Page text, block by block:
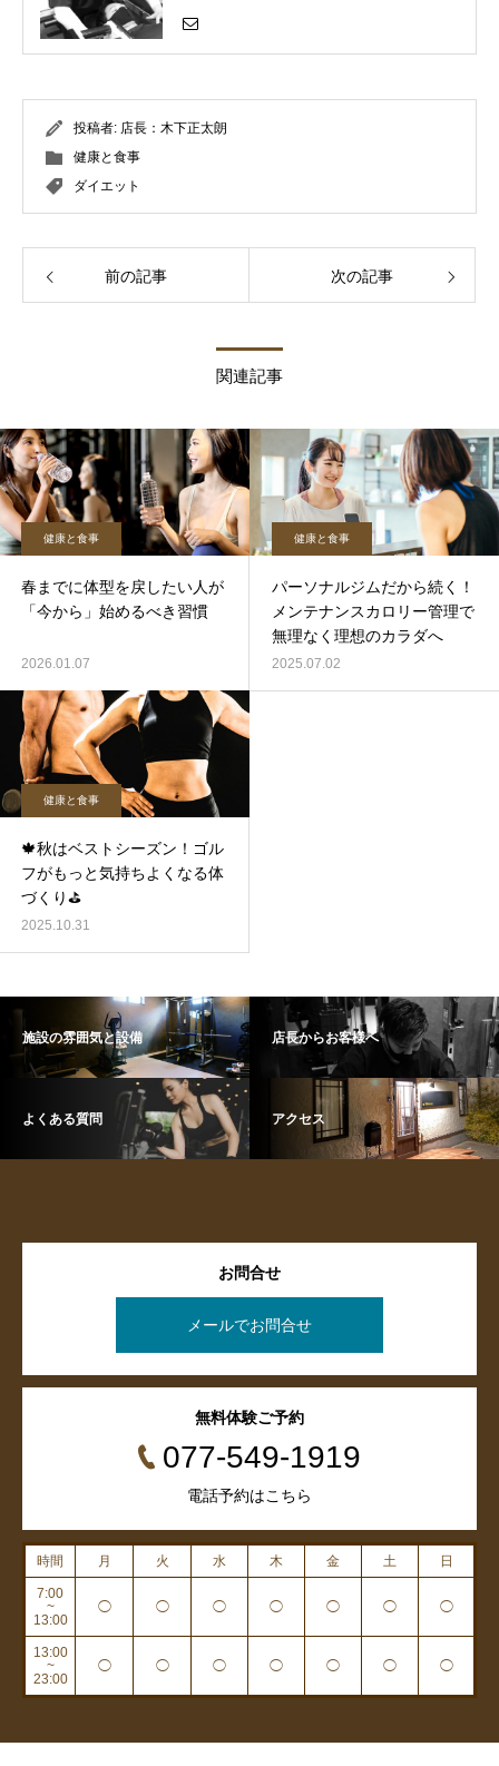
投稿者: 店長：木下正太朗
健康と食事
ダイエット
前の記事 次の記事
関連記事
健康と食事
春までに体型を戻したい人が
「今から」始めるべき習慣
2026.01.07
健康と食事
パーソナルジムだから続く！
メンテナンスカロリー管理で
無理なく理想のカラダへ
2025.07.02
健康と食事
🍁秋はベストシーズン！ゴル
フがもっと気持ちよくなる体
づくり⛳️
2025.10.31
施設の雰囲気と設備 店長からお客様へ
よくある質問 アクセス
お問合せ
メールでお問合せ
無料体験ご予約
077-549-1919
電話予約はこちら
時間 月 火 水 木 金 土 日
7:00
~
13:00
◯ ◯ ◯ ◯ ◯ ◯ ◯
13:00
~
23:00
◯ ◯ ◯ ◯ ◯ ◯ ◯